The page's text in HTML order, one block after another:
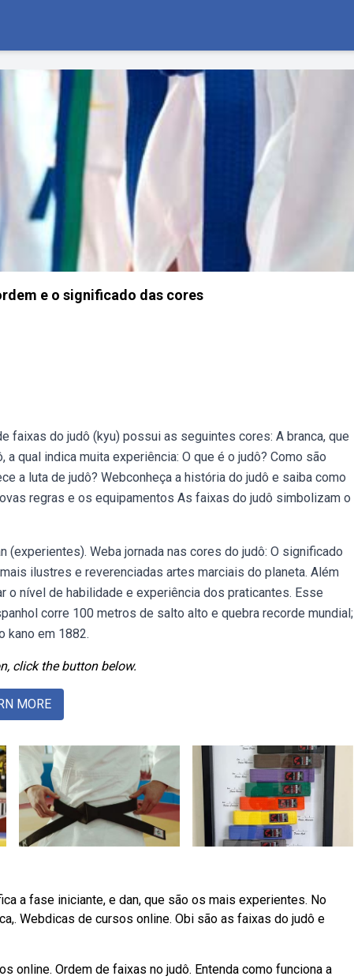
e o significado das cores
faixas do judô (kyu) possui as seguintes cores: A branca, que
qual indica muita experiência: O que é o judô? Como são
a luta de judô? Webconheça a história do judô e saiba como
regras e os equipamentos As faixas do judô simbolizam o
Weba jornada nas cores do judô: O significado
ilustres e reverenciadas artes marciais do planeta. Além
nível de habilidade e experiência dos praticantes. Esse
corre 100 metros de salto alto e quebra recorde mundial;
kano em 1882.
click the button below.
MORE
a fase iniciante, e dan, que são os mais experientes. No
Webdicas de cursos online. Obi são as faixas do judô e
online. Ordem de faixas no judô. Entenda como funciona a